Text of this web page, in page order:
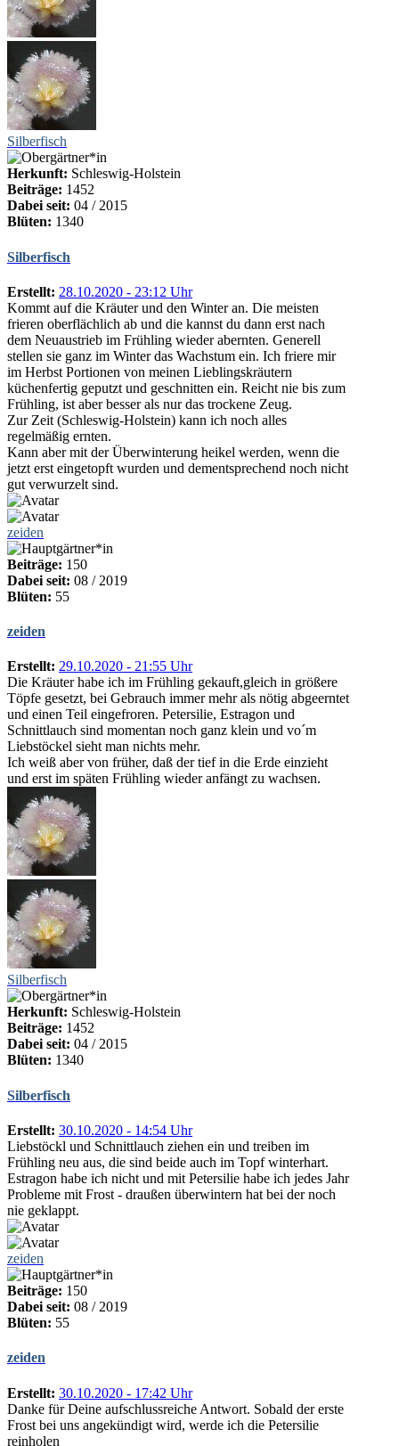
Silberfisch
Herkunft: Schleswig-Holstein
Beiträge: 1452
Dabei seit: 04 / 2015
Blüten: 1340
Silberfisch
Erstellt: 28.10.2020 - 23:12 Uhr
Kommt auf die Kräuter und den Winter an. Die meisten
frieren oberflächlich ab und die kannst du dann erst nach
dem Neuaustrieb im Frühling wieder abernten. Generell
stellen sie ganz im Winter das Wachstum ein. Ich friere mir
im Herbst Portionen von meinen Lieblingskräutern
küchenfertig geputzt und geschnitten ein. Reicht nie bis zum
Frühling, ist aber besser als nur das trockene Zeug.
Zur Zeit (Schleswig-Holstein) kann ich noch alles
regelmäßig ernten.
Kann aber mit der Überwinterung heikel werden, wenn die
jetzt erst eingetopft wurden und dementsprechend noch nicht
gut verwurzelt sind.
zeiden
Beiträge: 150
Dabei seit: 08 / 2019
Blüten: 55
zeiden
Erstellt: 29.10.2020 - 21:55 Uhr
Die Kräuter habe ich im Frühling gekauft,gleich in größere
Töpfe gesetzt, bei Gebrauch immer mehr als nötig abgeerntet
und einen Teil eingefroren. Petersilie, Estragon und
Schnittlauch sind momentan noch ganz klein und vo´m
Liebstöckel sieht man nichts mehr.
Ich weiß aber von früher, daß der tief in die Erde einzieht
und erst im späten Frühling wieder anfängt zu wachsen.
Silberfisch
Herkunft: Schleswig-Holstein
Beiträge: 1452
Dabei seit: 04 / 2015
Blüten: 1340
Silberfisch
Erstellt: 30.10.2020 - 14:54 Uhr
Liebstöckl und Schnittlauch ziehen ein und treiben im
Frühling neu aus, die sind beide auch im Topf winterhart.
Estragon habe ich nicht und mit Petersilie habe ich jedes Jahr
Probleme mit Frost - draußen überwintern hat bei der noch
nie geklappt.
zeiden
Beiträge: 150
Dabei seit: 08 / 2019
Blüten: 55
zeiden
Erstellt: 30.10.2020 - 17:42 Uhr
Danke für Deine aufschlussreiche Antwort. Sobald der erste
Frost bei uns angekündigt wird, werde ich die Petersilie
reinholen